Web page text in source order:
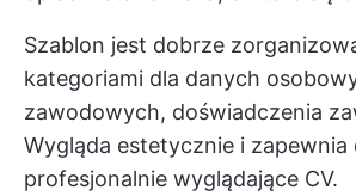
Szablon jest dobrze
kategoriami dla danych
zawodowych, doświadczenia
Wygląda estetycznie i zapewnia
profesjonalnie wyglądające CV.